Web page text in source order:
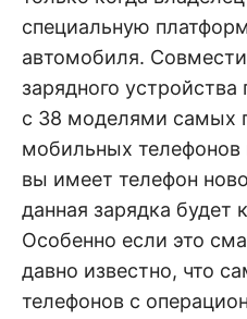
специальную
автомобиля.
зарядного
с 38 моделями самых
мобильных телефонов
вы имеет телефон
данная зарядка будет
Особенно если это
давно известно, что
телефонов с